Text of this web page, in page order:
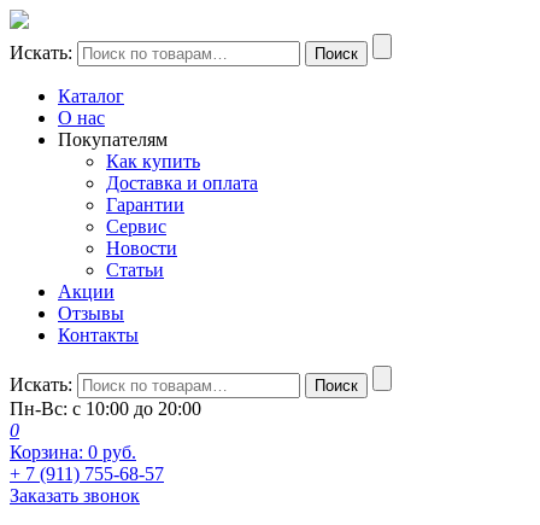
Искать: Поиск
Каталог
О нас
Покупателям
Как купить
Доставка и оплата
Гарантии
Сервис
Новости
Статьи
Акции
Отзывы
Контакты
Искать: Поиск
Пн-Вс: с 10:00 до 20:00
0
Корзина: 0 руб.
+ 7 (911) 755-68-57
Заказать звонок